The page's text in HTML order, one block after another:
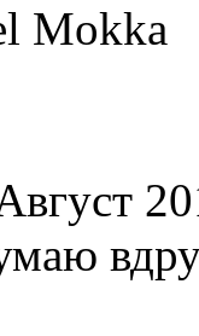
Mokka